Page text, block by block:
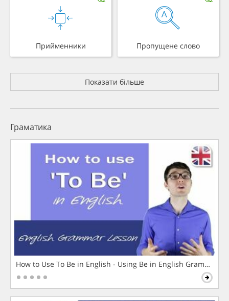
Прийменники Пропущене слово
Показати більше
Граматика
How to Use To Be in English - Using Be in English Grammar